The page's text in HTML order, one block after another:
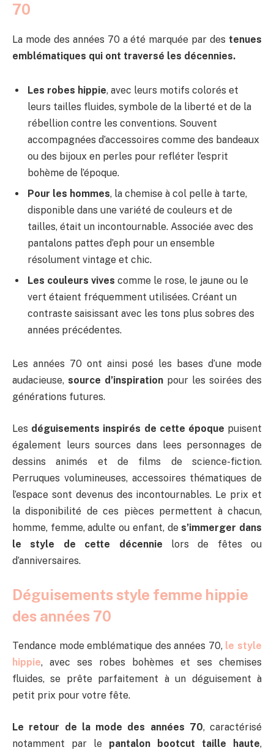
70
La mode des années 70 a été marquée par des tenues
emblématiques qui ont traversé les décennies.
Les robes hippie, avec leurs motifs colorés et
leurs tailles fluides, symbole de la liberté et de la
rébellion contre les conventions. Souvent
accompagnées d’accessoires comme des bandeaux
ou des bijoux en perles pour refléter l’esprit
bohème de l’époque.
Pour les hommes, la chemise à col pelle à tarte,
disponible dans une variété de couleurs et de
tailles, était un incontournable. Associée avec des
pantalons pattes d’eph pour un ensemble
résolument vintage et chic.
Les couleurs vives comme le rose, le jaune ou le
vert étaient fréquemment utilisées. Créant un
contraste saisissant avec les tons plus sobres des
années précédentes.
Les années 70 ont ainsi posé les bases d’une mode
audacieuse, source d’inspiration pour les soirées des
générations futures.
Les déguisements inspirés de cette époque puisent
également leurs sources dans lees personnages de
dessins animés et de films de science-fiction.
Perruques volumineuses, accessoires thématiques de
l’espace sont devenus des incontournables. Le prix et
la disponibilité de ces pièces permettent à chacun,
homme, femme, adulte ou enfant, des’immerger dans
le style de cette décennie lors de fêtes ou
d’anniversaires.
Déguisements style femme hippie
des années 70
Tendance mode emblématique des années 70, le style
hippie, avec ses robes bohèmes et ses chemises
fluides, se prête parfaitement à un déguisement à
petit prix pour votre fête.
Le retour de la mode des années 70, caractérisé
notamment par le pantalon bootcut taille haute,